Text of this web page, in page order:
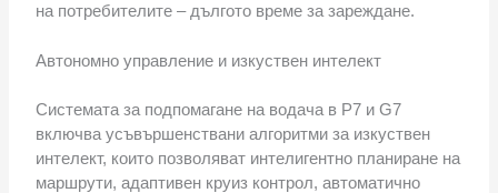
на потребителите – дългото време за зареждане.
Автономно управление и изкуствен интелект
Системата за подпомагане на водача в P7 и G7
включва усъвършенствани алгоритми за изкуствен
интелект, които позволяват интелигентно планиране на
маршрути, адаптивен круиз контрол, автоматично